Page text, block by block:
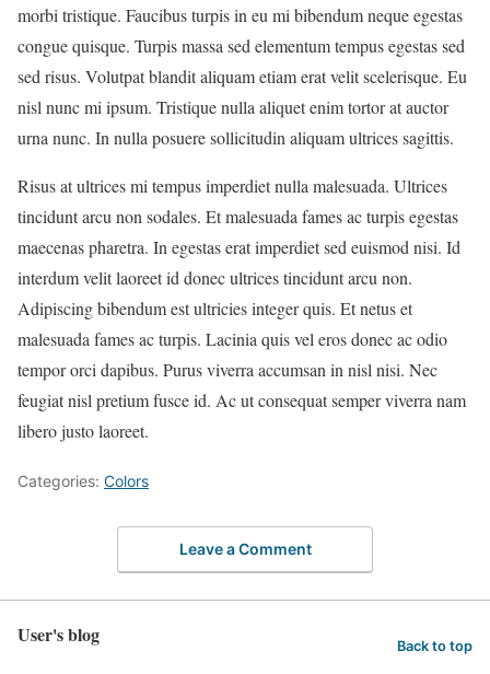
morbi tristique. Faucibus turpis in eu mi bibendum neque egestas
congue quisque. Turpis massa sed elementum tempus egestas sed
sed risus. Volutpat blandit aliquam etiam erat velit scelerisque. Eu
nisl nunc mi ipsum. Tristique nulla aliquet enim tortor at auctor
urna nunc. In nulla posuere sollicitudin aliquam ultrices sagittis.
Risus at ultrices mi tempus imperdiet nulla malesuada. Ultrices
tincidunt arcu non sodales. Et malesuada fames ac turpis egestas
maecenas pharetra. In egestas erat imperdiet sed euismod nisi. Id
interdum velit laoreet id donec ultrices tincidunt arcu non.
Adipiscing bibendum est ultricies integer quis. Et netus et
malesuada fames ac turpis. Lacinia quis vel eros donec ac odio
tempor orci dapibus. Purus viverra accumsan in nisl nisi. Nec
feugiat nisl pretium fusce id. Ac ut consequat semper viverra nam
libero justo laoreet.
Categories: Colors
Leave a Comment
User's blog Back to top